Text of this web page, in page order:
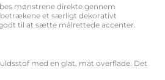
mønstrene direkte gennem
et særligt dekorativt
til at sætte målrettede accenter.
med en glat, mat overflade. Det